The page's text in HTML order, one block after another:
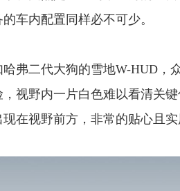
车内配置同样必不可少。
哈弗二代大狗的雪地W-HUD，
，视野内一片白色难以看清关
在视野前方，非常的贴心且实